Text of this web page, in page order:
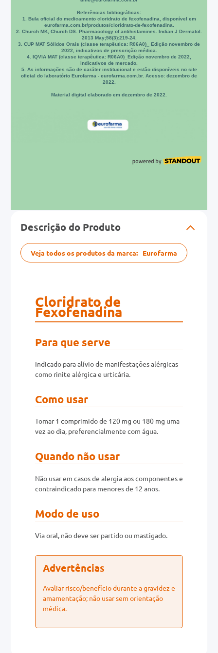
Descrição do Produto
Veja todos os produtos da marca: Eurofarma
Cloridrato de
Fexofenadina
Para que serve
Indicado para alívio de manifestações alérgicas
como rinite alérgica e urticária.
Como usar
Tomar 1 comprimido de 120 mg ou 180 mg uma
vez ao dia, preferencialmente com água.
Quando não usar
Não usar em casos de alergia aos componentes e
contraindicado para menores de 12 anos.
Modo de uso
Via oral, não deve ser partido ou mastigado.
Advertências
Avaliar risco/benefício durante a gravidez e
amamentação; não usar sem orientação
médica.